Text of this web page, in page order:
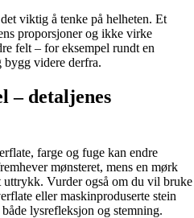
viktig å tenke på helheten. Et
proporsjoner og ikke virke
felt – for eksempel rundt en
bygg videre derfra.
– detaljenes
farge og fuge kan endre
mønsteret, mens en mørk
uttrykk. Vurder også om du vil bruke
eller maskinproduserte stein
lysrefleksjon og stemning.